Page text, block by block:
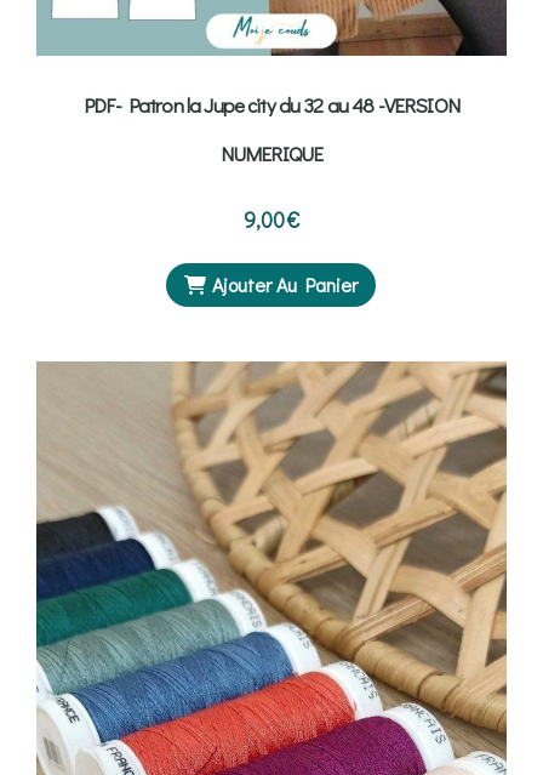
PDF- Patron la Jupe city du 32 au 48 -VERSION
NUMERIQUE
9,00€
Ajouter Au Panier